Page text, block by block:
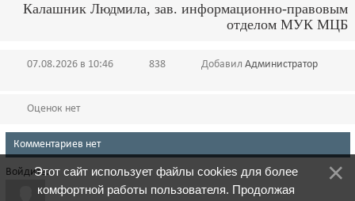
Калашник Людмила, зав. информационно-правовым
отделом МУК МЦБ
07.08.2026 в 10:46 838 Добавил Администратор
Оценок нет
Комментариев нет
Войдите:Этот сайт использует файлы cookies для более
комфортной работы пользователя. Продолжая